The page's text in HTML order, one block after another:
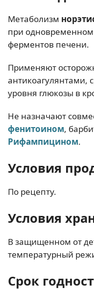
Метаболизм
при
ферментов печени.
Применяют
антикоагулянтами,
уровня глюкозы в
Не назначают
фенитоином,
Рифампицином.
Условия
По рецепту.
Условия
В защищенном от
температурный
Срок